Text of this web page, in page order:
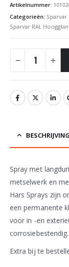
Artikelnummer:
Categorieën: Sparvar
Sparvar RAL
BESCHRIJVING
Spray met
metselwerk en
Hars Sprays zijn
een permanente
voor in -en
corrosiebestendig.
Extra bij te